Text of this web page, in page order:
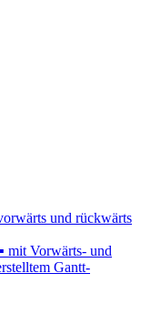
und rückwärts
mit Vorwärts- und
Gantt-